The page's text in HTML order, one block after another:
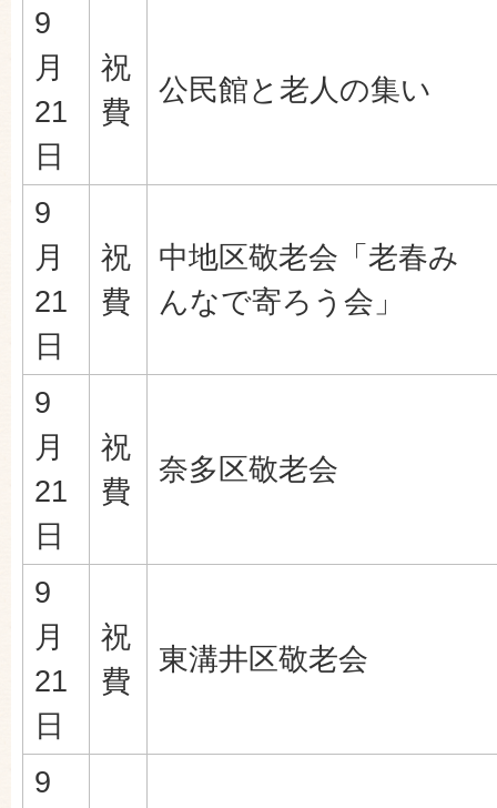
9
月
21
日
祝
費
公民館と老人の集い
9
月
21
日
祝
費
中地区敬老会「老春み
んなで寄ろう会」
9
月
21
日
祝
費
奈多区敬老会
9
月
21
日
祝
費
東溝井区敬老会
9